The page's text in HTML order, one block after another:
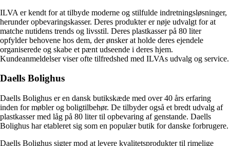
ILVA er kendt for at tilbyde moderne og stilfulde indretningsløsninger,
herunder opbevaringskasser. Deres produkter er nøje udvalgt for at
matche nutidens trends og livsstil. Deres plastkasser på 80 liter
opfylder behovene hos dem, der ønsker at holde deres ejendele
organiserede og skabe et pænt udseende i deres hjem.
Kundeanmeldelser viser ofte tilfredshed med ILVAs udvalg og service.
Daells Bolighus
Daells Bolighus er en dansk butikskæde med over 40 års erfaring
inden for møbler og boligtilbehør. De tilbyder også et bredt udvalg af
plastkasser med låg på 80 liter til opbevaring af genstande. Daells
Bolighus har etableret sig som en populær butik for danske forbrugere.
Daells Bolighus sigter mod at levere kvalitetsprodukter til rimelige